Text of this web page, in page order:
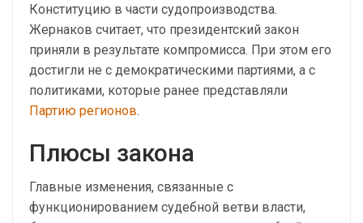
Конституцию в части судопроизводства.
Жернаков считает, что президентский закон
приняли в результате компромисса. При этом его
достигли не с демократическими партиями, а с
политиками, которые ранее представляли
Партию регионов.
Плюсы закона
Главные изменения, связанные с
функционированием судебной ветви власти,